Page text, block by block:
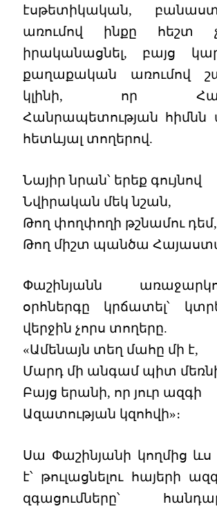
էսթետիկական,
առումով ինքը հեշտ
իրականացնել, բայց
քաղաքական առումով
կլինի, որ
Հանրապետության
հետևյալ տողերով.
Նայիր նրան՝ երեք գույնով
Նվիրական մեկ նշան,
Թող փողփողի թշնամու դեմ,
Թող միշտ պանծա
Փաշինյանն
օրհներգը կրճատել՝
վերջին չորս տողերը.
«Ամենայն տեղ մահը մի է,
Մարդ մի անգամ պիտ
Բայց երանի, որ յուր ազգի
Ազատության կզոհվի»։
Սա Փաշինյանի կողմից ևս
է՝ թուլացնելու հայերի
զգացումները՝